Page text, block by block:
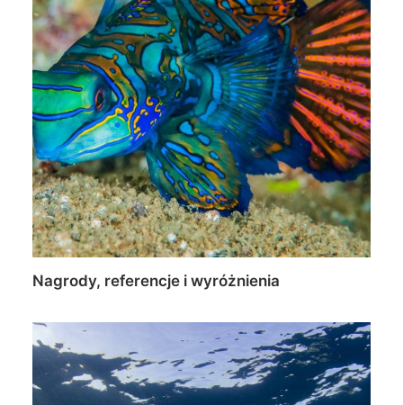
Nagrody, referencje i wyróżnienia